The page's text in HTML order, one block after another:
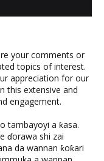
your comments or
topics of interest.
appreciation for our
this extensive and
engagement.
tambayoyi a ƙasa.
ɗorawa shi zai
da wannan ƙoƙari